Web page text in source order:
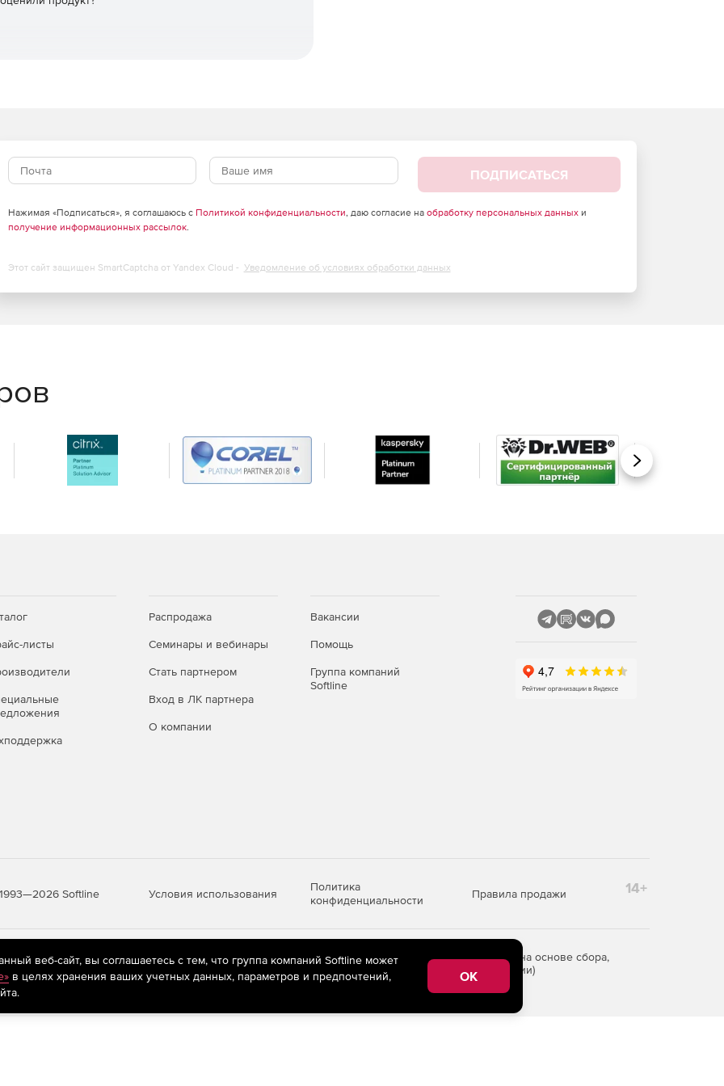
проектно-сметных документов (ПСД).
и сотрудникам.
ПСД.
качества выпускаемых проектов.
инфраструктуру компании и пользователя.
ПОДПИСАТЬСЯ
Нажимая «Подписаться», я соглашаюсь с Политикой конфиденциальности, даю согласие на обработку персональных данныхи
получение информационных рассылок.
Этот сайт защищен SmartCaptcha от Yandex Cloud - Уведомление об условиях обработки данных
Вперед
листы
Распродажа
Семинары и вебинары
Стать партнером
Вход в ЛК партнера
О компании
Вакансии
Помощь
Группа компаний
Softline
Softline Условия использования
Политика
конфиденциальности
Правила продажи 14+
рекомендательные технологии(информационные технологии предоставления информации на основе сбора,
пользователей сети «Интернет», находящихся на территории Российской Федерации)
веб-сайт, вы соглашаетесь с тем, что группа компаний Softline может
в целях хранения ваших учетных данных, параметров и предпочтений,
OK